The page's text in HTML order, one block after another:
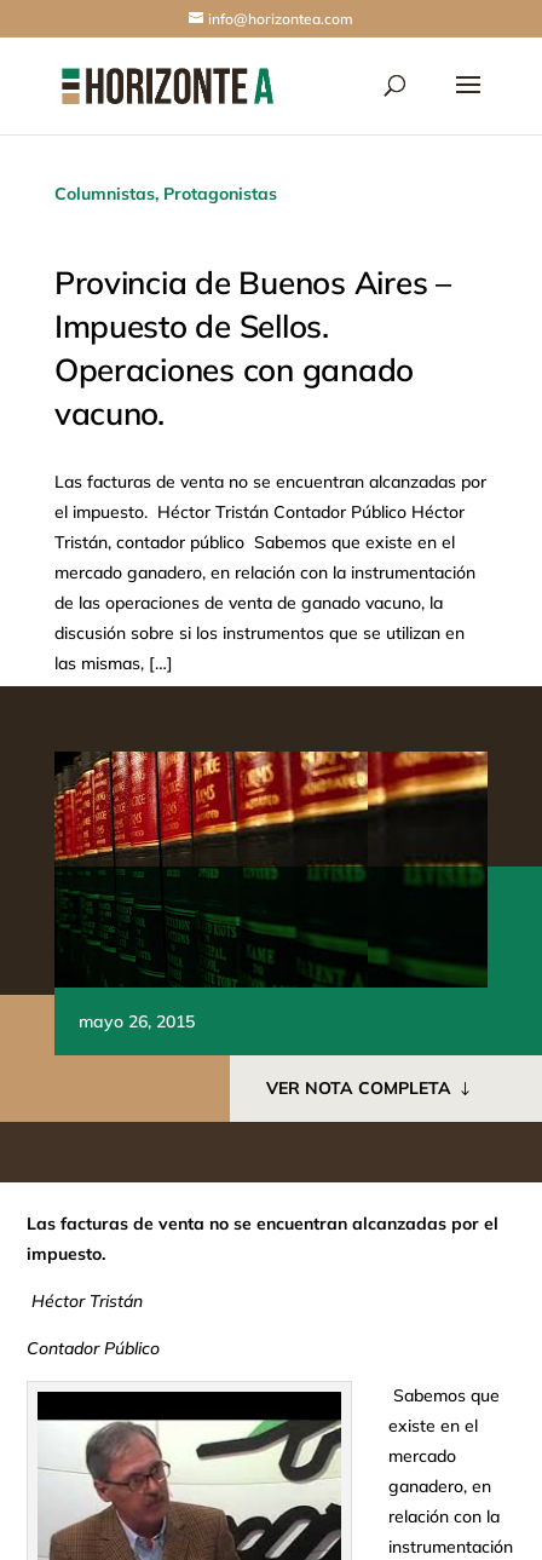
info@horizontea.com
Columnistas, Protagonistas
Provincia de Buenos Aires –
Impuesto de Sellos.
Operaciones con ganado
vacuno.
Las facturas de venta no se encuentran alcanzadas por
el impuesto. Héctor Tristán Contador Público Héctor
Tristán, contador público Sabemos que existe en el
mercado ganadero, en relación con la instrumentación
de las operaciones de venta de ganado vacuno, la
discusión sobre si los instrumentos que se utilizan en
las mismas, […]
mayo 26, 2015
VER NOTA COMPLETA
Las facturas de venta no se encuentran alcanzadas por el
impuesto.
Héctor Tristán
Contador Público
Sabemos que
existe en el
mercado
ganadero, en
relación con la
instrumentación